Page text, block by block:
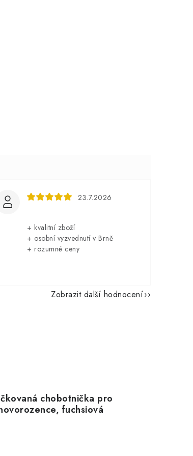
23.7.2026
+ kvalitní zboží
+ osobní vyzvednutí v Brně
+ rozumné ceny
Zobrazit další hodnocení
chobotnička pro
fuchsiová